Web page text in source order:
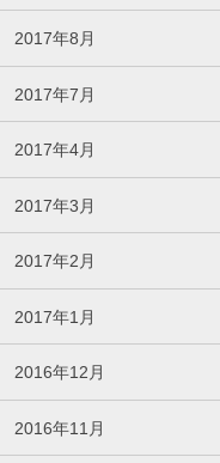
2017年8月
2017年7月
2017年4月
2017年3月
2017年2月
2017年1月
2016年12月
2016年11月